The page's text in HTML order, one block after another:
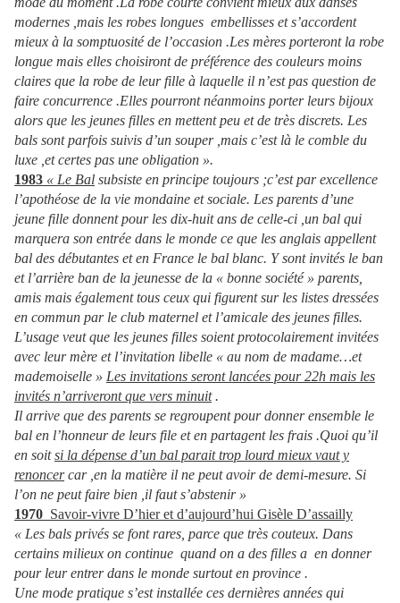
modernes ,mais les robes longues embellisses et s’accordent
mieux à la somptuosité de l’occasion .Les mères porteront la robe
longue mais elles choisiront de préférence des couleurs moins
claires que la robe de leur fille à laquelle il n’est pas question de
faire concurrence .Elles pourront néanmoins porter leurs bijoux
alors que les jeunes filles en mettent peu et de très discrets. Les
bals sont parfois suivis d’un souper ,mais c’est là le comble du
luxe ,et certes pas une obligation ».
1983 « Le Bal subsiste en principe toujours ;c’est par excellence
l’apothéose de la vie mondaine et sociale. Les parents d’une
jeune fille donnent pour les dix-huit ans de celle-ci ,un bal qui
marquera son entrée dans le monde ce que les anglais appellent
bal des débutantes et en France le bal blanc. Y sont invités le ban
et l’arrière ban de la jeunesse de la « bonne société » parents,
amis mais également tous ceux qui figurent sur les listes dressées
en commun par le club maternel et l’amicale des jeunes filles.
L’usage veut que les jeunes filles soient protocolairement invitées
avec leur mère et l’invitation libelle « au nom de madame…et
mademoiselle » Les invitations seront lancées pour 22h mais les
invités n’arriveront que vers minuit.
Il arrive que des parents se regroupent pour donner ensemble le
bal en l’honneur de leurs file et en partagent les frais .Quoi qu’il
en soitsi la dépense d’un bal parait trop lourd mieux vaut y
renoncercar ,en la matière il ne peut avoir de demi-mesure. Si
l’on ne peut faire bien ,il faut s’abstenir »
1970 Savoir-vivre D’hier et d’aujourd’hui Gisèle D’assailly
« Les bals privés se font rares, parce que très couteux. Dans
certains milieux on continue quand on a des filles a en donner
pour leur entrer dans le monde surtout en province .
Une mode pratique s’est installée ces dernières années qui